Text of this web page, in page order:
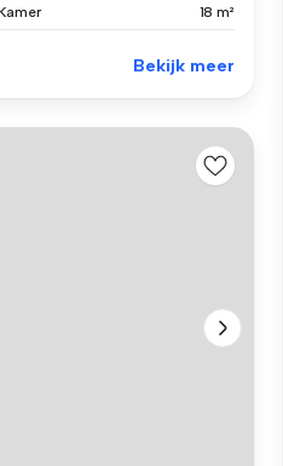
18 m²
Bekijk meer